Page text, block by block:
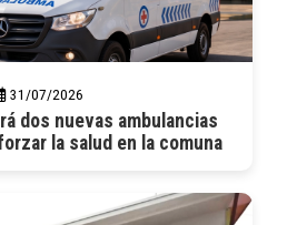
31/07/2026
dos nuevas ambulancias
la salud en la comuna